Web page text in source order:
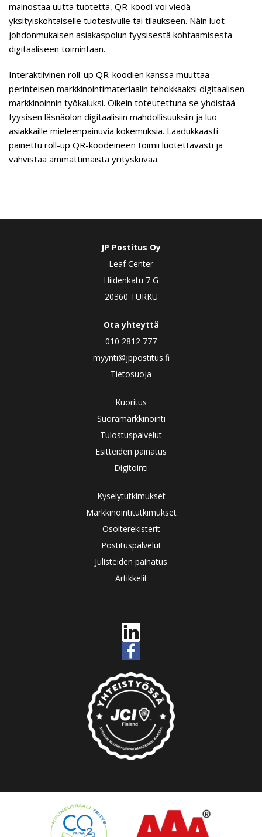
mainostaa uutta tuotetta, QR-koodi voi viedä
yksityiskohtaiselle tuotesivulle tai tilaukseen. Näin luot
johdonmukaisen asiakaspolun fyysisestä kohtaamisesta
digitaaliseen toimintaan.
Interaktiivinen roll-up QR-koodien kanssa muuttaa
perinteisen markkinointimateriaalin tehokkaaksi digitaalisen
markkinoinnin työkaluksi. Oikein toteutettuna se yhdistää
fyysisen läsnäolon digitaalisiin mahdollisuuksiin ja luo
asiakkaille mieleenpainuvia kokemuksia. Laadukkaasti
painettu roll-up QR-koodeineen toimii luotettavasti ja
vahvistaa ammattimaista yrityskuvaa.
JP Postitus Oy
Leaf Center
Hiidenkatu 7 G
20360 TURKU
Ota yhteyttä
010 2812 777
myynti@jppostitus.fi
Tietosuoja
Kuoritus
Suoramarkkinointi
Tulostuspalvelut
Esitteiden painatus
Digitointi
Kyselytutkimukset
Markkinointitutkimukset
Osoiterekisterit
Postituspalvelut
Julisteiden painatus
Artikkelit